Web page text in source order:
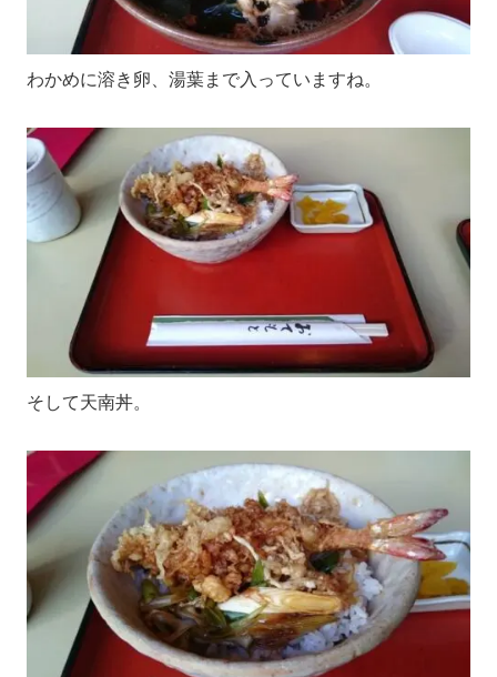
わかめに溶き卵、湯葉まで入っていますね。
そして天南丼。